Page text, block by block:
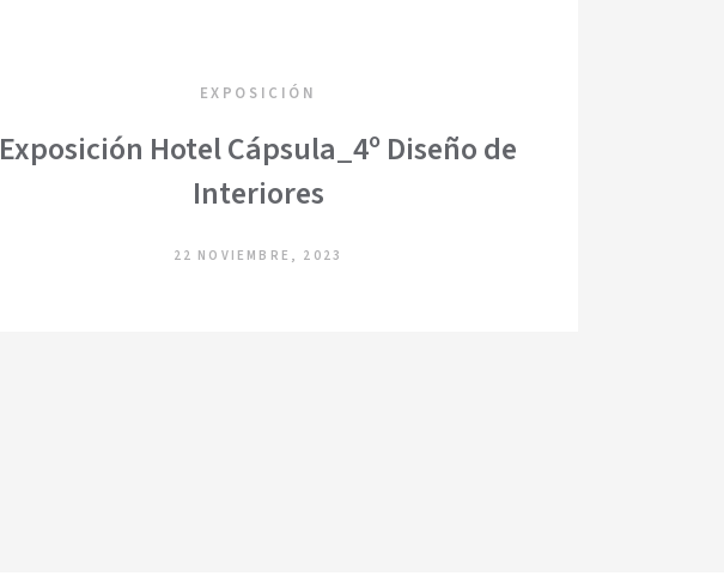
EXPOSICIÓN
Exposición Hotel Cápsula_4º Diseño de
Interiores
22 NOVIEMBRE, 2023